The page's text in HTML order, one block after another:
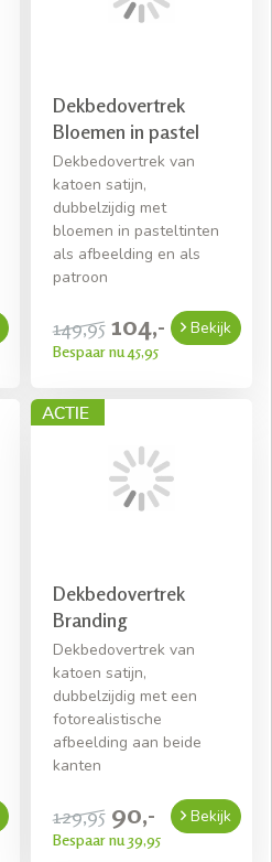
Dekbedovertrek
Bloemen in pastel
Dekbedovertrek van
katoen satijn,
dubbelzijdig met
bloemen in pasteltinten
als afbeelding en als
patroon
149,95 104,-
Bespaar nu 45,95
Bekijk
Dekbedovertrek
Branding
Dekbedovertrek van
katoen satijn,
dubbelzijdig met een
fotorealistische
afbeelding aan beide
kanten
129,95 90,-
Bespaar nu 39,95
Bekijk